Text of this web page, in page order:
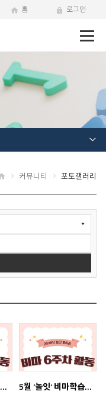
메
홈 로그인
커뮤니티 포토갤러리
5월 ‘놀잇‘ 비마학습동아리 7주차 활동 5월 ‘놀잇‘ 비마학습동아리 6주차 활동